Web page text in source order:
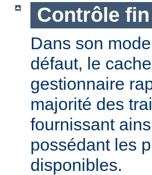
Contrôle
Dans son
défaut, le
gestionnaire
majorité des
fournissant
possédant les
disponibles.